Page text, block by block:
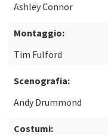
Ashley Connor
Montaggio:
Tim Fulford
Scenografia:
Andy Drummond
Costumi: